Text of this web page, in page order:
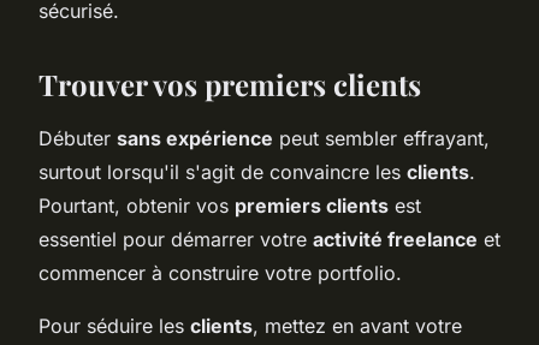
sécurisé.
Trouver vos premiers clients
Débuter sans expérience peut sembler effrayant,
surtout lorsqu'il s'agit de convaincre les clients.
Pourtant, obtenir vos premiers clients est
essentiel pour démarrer votre activité freelance et
commencer à construire votre portfolio.
Pour séduire les clients, mettez en avant votre